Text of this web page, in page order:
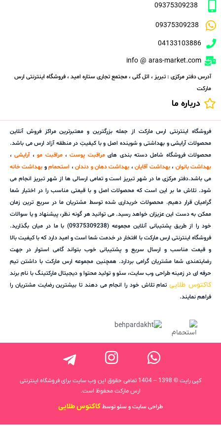
09375309238
09375309238
04133103886
info @ aras-market.com
آدرس دفتر مرکزی : تبریز ، ائل گلی ، مجتمع تجاری ستاره امید ، فروشگاه اینترنتی ارس
مارکت
درباره ما
فروشگاه اینترنتی ارس مارکت از جمله بزرگترین و معتبرترین مراکز فروش آنلاین
محصولات آرایشی و بهداشتی و شوینده اصل و با کیفیتِ در منطقه آزاد ارس می باشد.
محصولات فروشگاه شامل دسته بندی هایمراقبت پوست،مراقبت مو،آرایشی،
بهداشت بانوان ،بهداشت آقایان، بهداشت دهان و دندان، استحمامو بهداشت خانه
می باشد.دفتر مرکزی ما در شهر تبریز است و تمامی ارسالی ها از شهر تبریز انجام می
شود. تلاش ما بر این است که محصولات اصل و با قیمتی مناسب را در اختیار شما
گرامیان قرار دهیم. محصولات خریداری شده توسط مشتریان ما در سریع ترین زمان
ممکن به دست این عزیزان خواهد رسید. می توانید هر گونه نظر، پیشنهاد و یا سوالات
خود را از طریق پشتیبانی آنلاین مجموعه (09375309238) با ما در میان بگذارید.
فروشگاه اینترنتی ارس مارکت با افتخار در خدمت شما است و امید دارد که با کیفیت بالا
و قیمت مناسب و ارسال سریع و پشتیبانی خوب بتواند گامی استوار در جهت
رضایتمندی شما مشتریان گرامی بردارد. همچنین مجموعه ارس مارکت با داشتن تیم
حرفه ای در زمینه طراحی وب سایت، سئو و تولید محتوا و دیجیتال مارکتینگ با نام برند
کاکتوس طلاییتمام تلاش خود را انجام می دهند تا بیشترین رضایت مشتریان را
فراهم نمایند.
کپی رایت © 1398 – 1404 تمامی حقوق این وب سایت برای فروشگاه اینترنتی
ارس مارکت محفوظ است.
طراحی سایت و سئو توسطکاکتوس طلایی